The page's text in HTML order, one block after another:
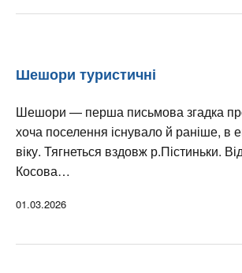
Шешори туристичні
Шешори — перша письмова згадка
хоча поселення існувало й раніше, в
віку. Тягнеться вздовж р.Пістиньки.
Косова…
01.03.2026